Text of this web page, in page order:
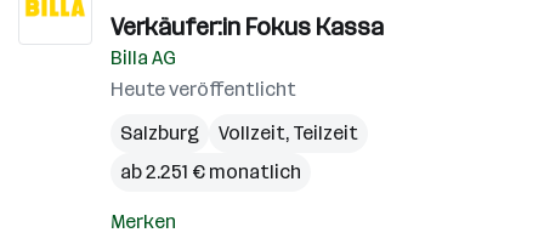
Verkäufer:in Fokus Kassa
Billa AG
Heute veröffentlicht
Salzburg
Vollzeit, Teilzeit
ab 2.251 € monatlich
Merken